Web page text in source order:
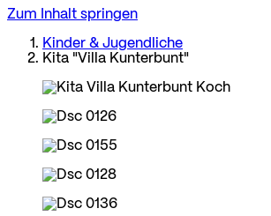
Zum Inhalt springen
Kinder & Jugendliche
Kita "Villa Kunterbunt"